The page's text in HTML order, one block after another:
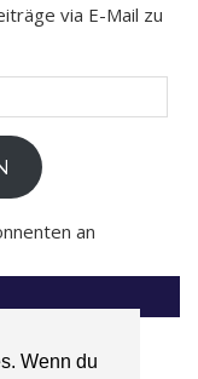
Wenn du
via E-Mail zu
an